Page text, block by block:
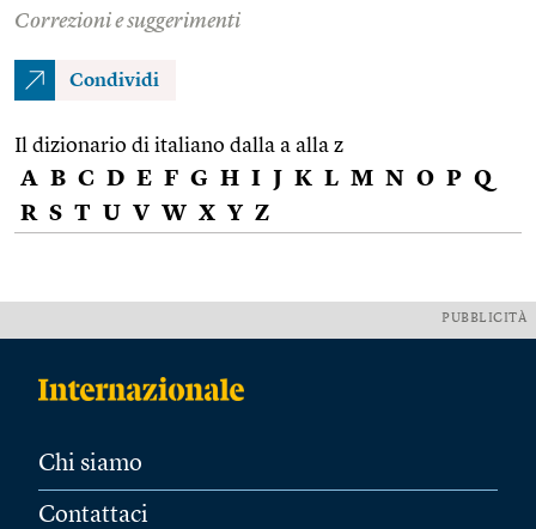
Correzioni e suggerimenti
Condividi
Il dizionario di italiano dalla a alla z
A B C D E F G H I J K L M N O P Q
R S T U V W X Y Z
PUBBLICITÀ
Chi siamo
Contattaci